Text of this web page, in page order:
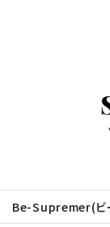
Be-Supremer(ビ